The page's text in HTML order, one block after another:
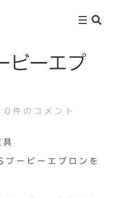
ビーエプ
0件のコメント
具
ービーエプロンを